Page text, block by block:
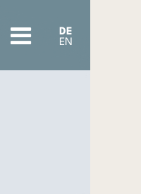
DE
EN